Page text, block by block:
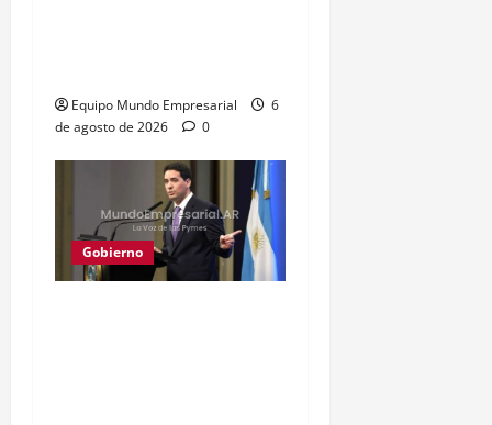
Equipo Mundo Empresarial
6
de agosto de 2026
0
Gobierno